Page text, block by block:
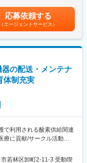
を磨き、１年後にはカウ
も重きを置いています。
社後、長年サロンで経験
通して、発毛・育毛の基
ーの仕方／お客様との接
検査部門向けのクリニカ
かに配属可能性がありま
大1年程度は先輩に同行し
ただきます。その間は営
を覚えることに集中でき
製品について覚えていた
扱う商材は多種にわたり
に習得する必要がありま
考を通じて上下する可能
よって異なります。■昇
カ月以上）賃金はあくまで
する可能性があります。
。
応募依頼する
（エージェントサービス）
の配送・メンテナ
制充実
で利用される酸素供給関連
療に貢献/サークル活動も
若林区卸町2-11-3 受動喫